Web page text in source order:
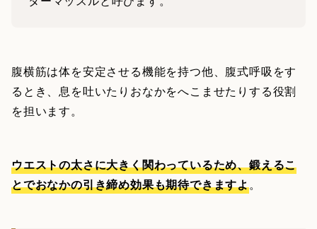
腹横筋は体を安定させる機能を持つ他、腹式呼吸をす
るとき、息を吐いたりおなかをへこませたりする役割
を担います。
ウエストの太さに大きく関わっているため、鍛えるこ
とでおなかの引き締め効果も期待できますよ。